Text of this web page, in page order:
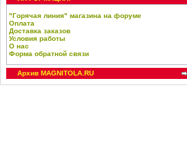
"Горячая линия" магазина на форуме
Оплата
Доставка заказов
Условия работы
О нас
Форма обратной связи
Архив MAGNITOLA.RU